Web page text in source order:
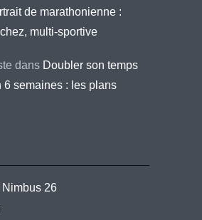
de marathonienne :
multi-sportive
dans Doubler son temps
6 semaines : les plans
26